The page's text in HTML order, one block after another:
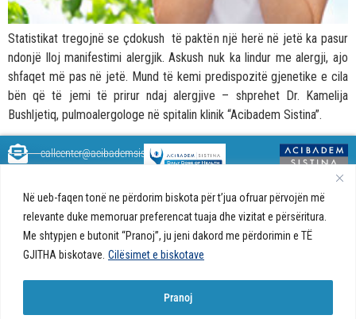
Në ueb-faqen tonë ne përdorim biskota për t’jua ofruar përvojën më
relevante duke memoruar preferencat tuaja dhe vizitat e përsëritura.
Me shtypjen e butonit “Pranoj”, ju jeni dakord me përdorimin e TË
GJITHA biskotave. Cilësimet e biskotave
Pranoj
Statistikat tregojnë se çdokush të paktën një herë në jetë ka pasur
ndonjë lloj manifestimi alergjik. Askush nuk ka lindur me alergji, ajo
shfaqet më pas në jetë. Mund të kemi predispozitë gjenetike e cila
bën që të jemi të prirur ndaj alergjive – shprehet Dr. Kamelija
Bushljetiq, pulmoalergologe në spitalin klinik “Acibadem Sistina”.
këshilla shëndetësore rreth
shëndetit tuaj. Ne kemi krijuar
një ueb portal që do t'ju ofrojë
përgjigjet e pyetjeve tuaja në
shëndetshme.
callcenter@acibademsistina.mk
Ul. Skupi 5A Shkup
Sistina - Bëhet
fjalë për jetën!